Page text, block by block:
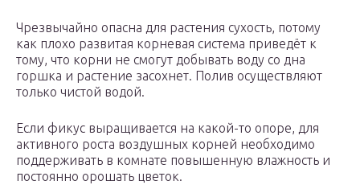
Чрезвычайно опасна для растения сухость, потому
как плохо развитая корневая система приведёт к
тому, что корни не смогут добывать воду со дна
горшка и растение засохнет. Полив осуществляют
только чистой водой.
Если фикус выращивается на какой-то опоре, для
активного роста воздушных корней необходимо
поддерживать в комнате повышенную влажность и
постоянно орошать цветок.